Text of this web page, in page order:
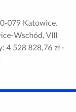
079 Katowice.
Wschód, VIII
4 528 828,76 zł -